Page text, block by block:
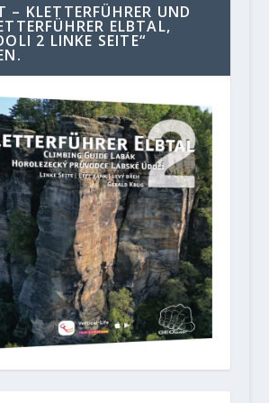
– KLETTERFÜHRER UND
ELBTAL,
2 LINKE SEITE“